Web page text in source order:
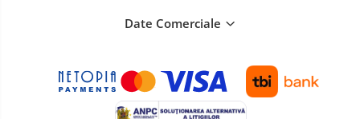
Date Comerciale